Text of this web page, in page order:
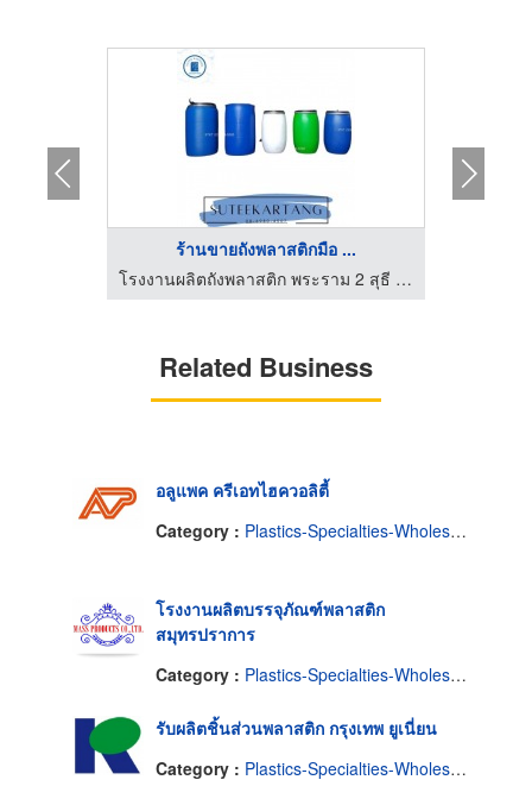
ร้านขายถังพลาสติกมือ ...
โรงงานผลิตถังพลาสติก พระราม 2 สุธี ค้าถัง
Related Business
อลูแพค ครีเอทไฮควอลิตี้
Category : Plastics-Specialties-Wholesales & Manufacturers
โรงงานผลิตบรรจุภัณฑ์พลาสติก
สมุทรปราการ
Category : Plastics-Specialties-Wholesales & Manufacturers
รับผลิตชิ้นส่วนพลาสติก กรุงเทพ ยูเนี่ยน
Category : Plastics-Specialties-Wholesales & Manufacturers